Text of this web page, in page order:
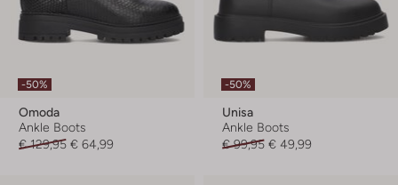
-50%
Omoda
Ankle Boots
€ 129,95 € 64,99
-50%
Unisa
Ankle Boots
€ 99,95 € 49,99